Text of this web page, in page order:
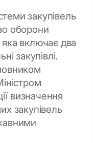
закупівель
оборони
включає два
закупівлі.
визначення
закупівель